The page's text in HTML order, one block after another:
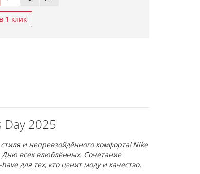
1 клик
Day 2025
и непревзойдённого комфорта! Nike
Дню всех влюблённых. Сочетание
для тех, кто ценит моду и качество.